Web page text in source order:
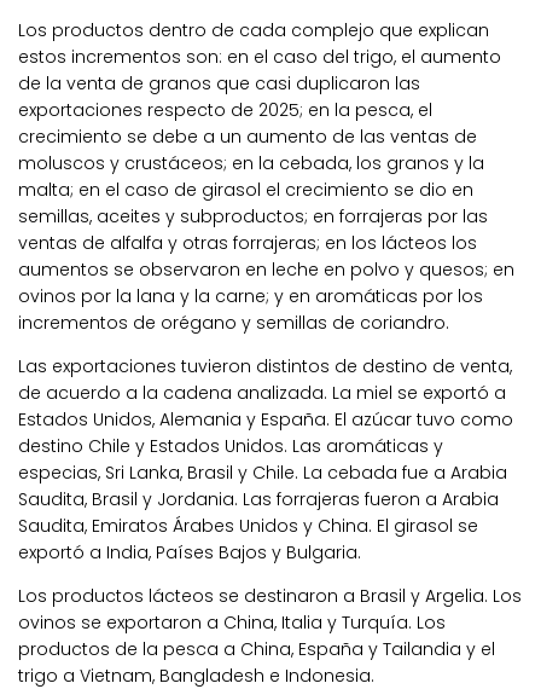
Los productos dentro de cada complejo que explican
estos incrementos son: en el caso del trigo, el aumento
de la venta de granos que casi duplicaron las
exportaciones respecto de 2025; en la pesca, el
crecimiento se debe a un aumento de las ventas de
moluscos y crustáceos; en la cebada, los granos y la
malta; en el caso de girasol el crecimiento se dio en
semillas, aceites y subproductos; en forrajeras por las
ventas de alfalfa y otras forrajeras; en los lácteos los
aumentos se observaron en leche en polvo y quesos; en
ovinos por la lana y la carne; y en aromáticas por los
incrementos de orégano y semillas de coriandro.
Las exportaciones tuvieron distintos de destino de venta,
de acuerdo a la cadena analizada. La miel se exportó a
Estados Unidos, Alemania y España. El azúcar tuvo como
destino Chile y Estados Unidos. Las aromáticas y
especias, Sri Lanka, Brasil y Chile. La cebada fue a Arabia
Saudita, Brasil y Jordania. Las forrajeras fueron a Arabia
Saudita, Emiratos Árabes Unidos y China. El girasol se
exportó a India, Países Bajos y Bulgaria.
Los productos lácteos se destinaron a Brasil y Argelia. Los
ovinos se exportaron a China, Italia y Turquía. Los
productos de la pesca a China, España y Tailandia y el
trigo a Vietnam, Bangladesh e Indonesia.